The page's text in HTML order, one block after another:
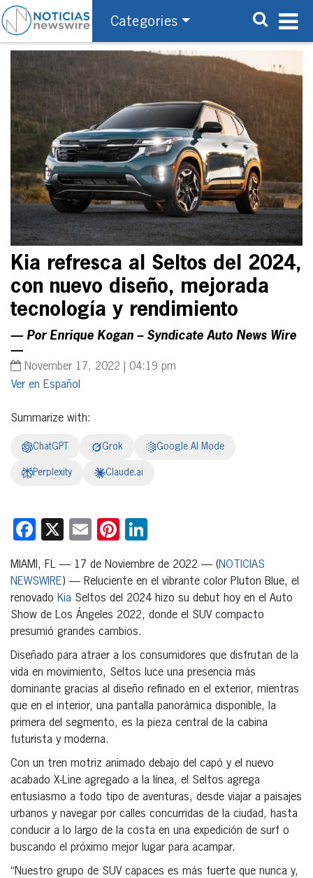
Categories
Kia refresca al Seltos del 2024,
con nuevo diseño, mejorada
tecnología y rendimiento
— Por Enrique Kogan – Syndicate Auto News Wire
—
November 17, 2022 | 04:19 pm
Español
Summarize with:
ChatGPT Grok Google AI Mode
Perplexity Claude.ai
Facebook
X EmailPinterest
MIAMI, FL — 17 de Noviembre de 2022 — (NOTICIAS
NEWSWIRE) — Reluciente en el vibrante color Pluton Blue, el
renovado Kia Seltos del 2024 hizo su debut hoy en el Auto
Show de Los Ángeles 2022, donde el SUV compacto
presumió grandes cambios.
Diseñado para atraer a los consumidores que disfrutan de la
vida en movimiento, Seltos luce una presencia más
dominante gracias al diseño refinado en el exterior, mientras
que en el interior, una pantalla panorámica disponible, la
primera del segmento, es la pieza central de la cabina
futurista y moderna.
Con un tren motriz animado debajo del capó y el nuevo
acabado X-Line agregado a la línea, el Seltos agrega
entusiasmo a todo tipo de aventuras, desde viajar a paisajes
urbanos y navegar por calles concurridas de la ciudad, hasta
conducir a lo largo de la costa en una expedición de surf o
buscando el próximo mejor lugar para acampar.
“Nuestro grupo de SUV capaces es más fuerte que nunca y,